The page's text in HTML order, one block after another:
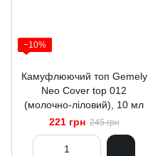
−10%
Камуфлюючий топ Gemely
Neo Cover top 012
(молочно-ліловий), 10 мл
221 грн 245 грн